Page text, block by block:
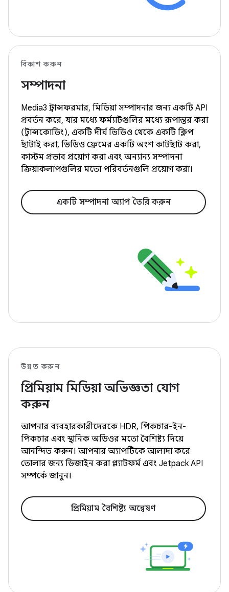
বিকাশ করুন
সম্পাদনা
Media3 ট্রান্সফরমার, মিডিয়া সম্পাদনার জন্য একটি API
প্রবর্তন করে, যার মধ্যে ফর্ম্যাটগুলির মধ্যে রূপান্তর করা
(ট্রান্সকোডিং), একটি দীর্ঘ ভিডিও থেকে একটি ক্লিপ
ছাঁটাই করা, ভিডিও ফ্রেমের একটি অংশ কাটছাঁট করা,
কাস্টম প্রভাব প্রয়োগ করা এবং অন্যান্য সম্পাদনা
ক্রিয়াকলাপগুলির মতো পরিবর্তনগুলি প্রয়োগ করা।
একটি সম্পাদনা অ্যাপ তৈরি করুন
উন্নত করুন
প্রিমিয়াম মিডিয়া অভিজ্ঞতা যোগ
করুন
আপনার ব্যবহারকারীদেরকে HDR, পিকচার-ইন-
পিকচার এবং স্থানিক অডিওর মতো বৈশিষ্ট্য দিয়ে
আনন্দিত করুন। আপনার অ্যাপটিকে আলাদা করে
তোলার জন্য ডিজাইন করা প্ল্যাটফর্ম এবং Jetpack API
সম্পর্কে জানুন।
প্রিমিয়াম বৈশিষ্ট্য অন্বেষণ